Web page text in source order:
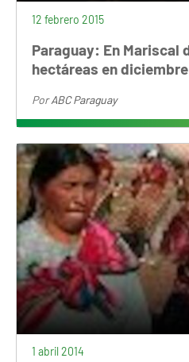
12 febrero 2015
Paraguay: En Mariscal
hectáreas en
PorABC Paraguay
1 abril 2014